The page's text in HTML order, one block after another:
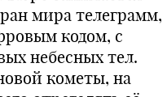
мира телеграмм,
кодом, с
небесных тел.
кометы, на